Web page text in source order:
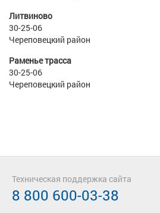
Литвиново
30-25-06
Череповецкий район
Раменье трасса
30-25-06
Череповецкий район
Техническая поддержка сайта
8 800 600-03-38